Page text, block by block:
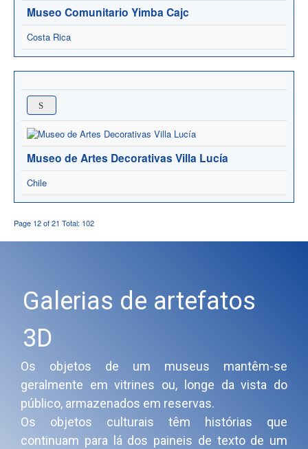
Museo Comunitario Yimba Cajc
Costa Rica
Museo de Artes Decorativas Villa Lucía
Chile
Page 12 of 21 Total: 102
Galerias de artefatos
3D
Os objetos de um museus mantêm-se
geralmente em vitrines ou, longe da vista do
público, armazenados em reservas.
Os objetos culturais têm histórias que
continuam para lá dos paineis de texto de um